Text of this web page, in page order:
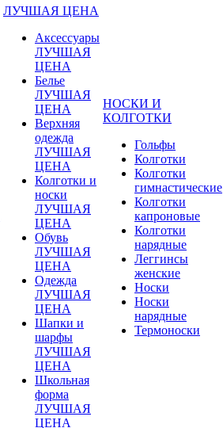
ЛУЧШАЯ ЦЕНА
Аксессуары
ЛУЧШАЯ
ЦЕНА
Белье
ЛУЧШАЯ
ЦЕНА
Верхняя
одежда
ЛУЧШАЯ
ЦЕНА
Колготки и
носки
ЛУЧШАЯ
ЦЕНА
Обувь
ЛУЧШАЯ
ЦЕНА
Одежда
ЛУЧШАЯ
ЦЕНА
Шапки и
шарфы
ЛУЧШАЯ
ЦЕНА
Школьная
форма
ЛУЧШАЯ
ЦЕНА
НОСКИ И
КОЛГОТКИ
Гольфы
Колготки
Колготки
гимнастические
Колготки
капроновые
Колготки
нарядные
Леггинсы
женские
Носки
Носки
нарядные
Термоноски